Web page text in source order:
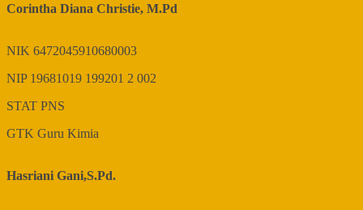
Corintha Diana Christie, M.Pd
NIK 6472045910680003
NIP 19681019 199201 2 002
STAT PNS
GTK Guru Kimia
Hasriani Gani,S.Pd.